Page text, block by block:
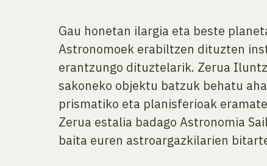
Gau honetan ilargia eta beste
Astronomoek erabiltzen dituzten
erantzungo dituztelarik. Zerua
sakoneko objektu batzuk behatu
prismatiko eta planisferioak
Zerua estalia badago Astronomia
baita euren astroargazkilarien